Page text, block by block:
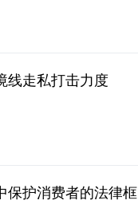
线走私打击力度
保护消费者的法律框